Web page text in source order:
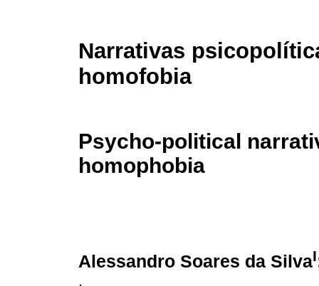
Narrativas
homofobia
Psycho-political
homophobia
Alessandro Soares da SilvaI